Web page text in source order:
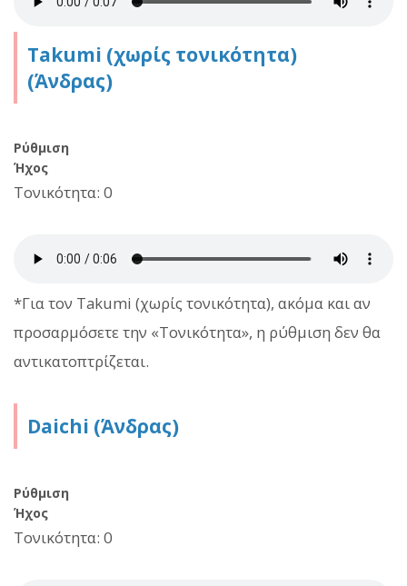
Takumi (χωρίς τονικότητα)
(Άνδρας)
Ρύθμιση
Ήχος
Τονικότητα: 0
*Για τον Takumi (χωρίς τονικότητα), ακόμα και αν
προσαρμόσετε την «Τονικότητα», η ρύθμιση δεν θα
αντικατοπτρίζεται.
Daichi (Άνδρας)
Ρύθμιση
Ήχος
Τονικότητα: 0